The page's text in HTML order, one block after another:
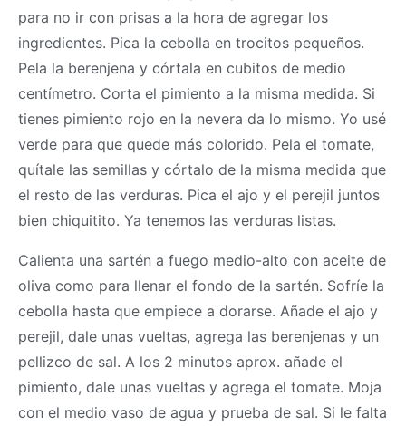
para no ir con prisas a la hora de agregar los
ingredientes. Pica la cebolla en trocitos pequeños.
Pela la berenjena y córtala en cubitos de medio
centímetro. Corta el pimiento a la misma medida. Si
tienes pimiento rojo en la nevera da lo mismo. Yo usé
verde para que quede más colorido. Pela el tomate,
quítale las semillas y córtalo de la misma medida que
el resto de las verduras. Pica el ajo y el perejil juntos
bien chiquitito. Ya tenemos las verduras listas.
Calienta una sartén a fuego medio-alto con aceite de
oliva como para llenar el fondo de la sartén. Sofríe la
cebolla hasta que empiece a dorarse. Añade el ajo y
perejil, dale unas vueltas, agrega las berenjenas y un
pellizco de sal. A los 2 minutos aprox. añade el
pimiento, dale unas vueltas y agrega el tomate. Moja
con el medio vaso de agua y prueba de sal. Si le falta